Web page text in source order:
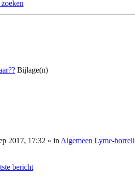
Bijlage(n)
2017, 17:32 » in Algemeen Lyme-
bericht